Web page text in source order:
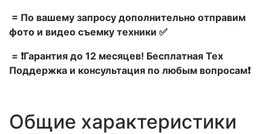
= По вашему запросу дополнительно отправим
фото и видео съемку техники ✅
= ❗Гарантия до 12 месяцев! Бесплатная Тех
Поддержка и консультация по любым вопросам❗
Общие характеристики